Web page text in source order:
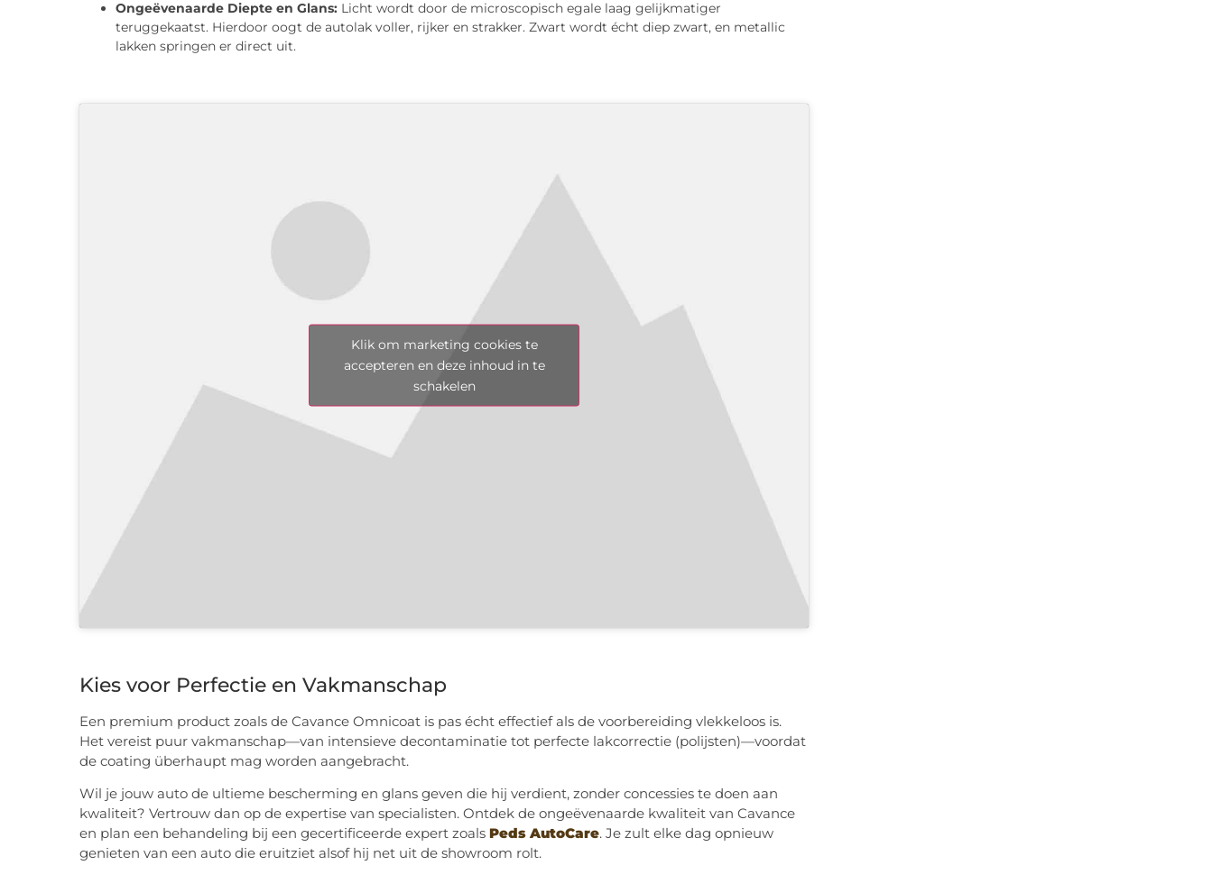
Ongeëvenaarde Diepte en Glans: Licht wordt door de microscopisch egale laag gelijkmatiger
teruggekaatst. Hierdoor oogt de autolak voller, rijker en strakker. Zwart wordt écht diep zwart, en metallic
lakken springen er direct uit.
Klik om marketing cookies te
accepteren en deze inhoud in te
schakelen
Kies voor Perfectie en Vakmanschap
Een premium product zoals de Cavance Omnicoat is pas écht effectief als de voorbereiding vlekkeloos is.
Het vereist puur vakmanschap—van intensieve decontaminatie tot perfecte lakcorrectie (polijsten)—voordat
de coating überhaupt mag worden aangebracht.
Wil je jouw auto de ultieme bescherming en glans geven die hij verdient, zonder concessies te doen aan
kwaliteit? Vertrouw dan op de expertise van specialisten. Ontdek de ongeëvenaarde kwaliteit van Cavance
en plan een behandeling bij een gecertificeerde expert zoals Peds AutoCare. Je zult elke dag opnieuw
genieten van een auto die eruitziet alsof hij net uit de showroom rolt.